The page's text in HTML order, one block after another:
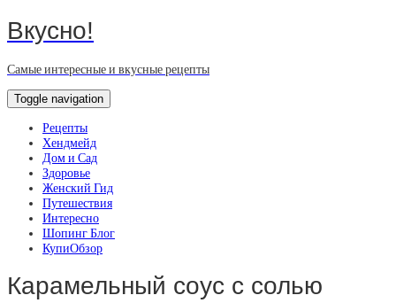
Вкусно!
Самые интересные и вкусные рецепты
Toggle navigation
Рецепты
Хендмейд
Дом и Сад
Здоровье
Женский Гид
Путешествия
Интересно
Шопинг Блог
КупиОбзор
Карамельный соус с солью